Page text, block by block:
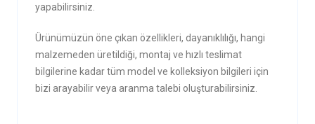
yapabilirsiniz.
Ürünümüzün öne çıkan özellikleri, dayanıklılığı, hangi
malzemeden üretildiği, montaj ve hızlı teslimat
bilgilerine kadar tüm model ve kolleksiyon bilgileri için
bizi arayabilir veya aranma talebi oluşturabilirsiniz.